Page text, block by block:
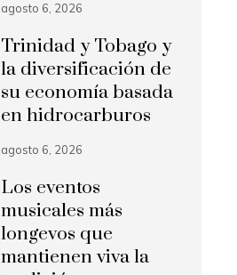
agosto 6, 2026
Trinidad y Tobago y
la diversificación de
su economía basada
en hidrocarburos
agosto 6, 2026
Los eventos
musicales más
longevos que
mantienen viva la